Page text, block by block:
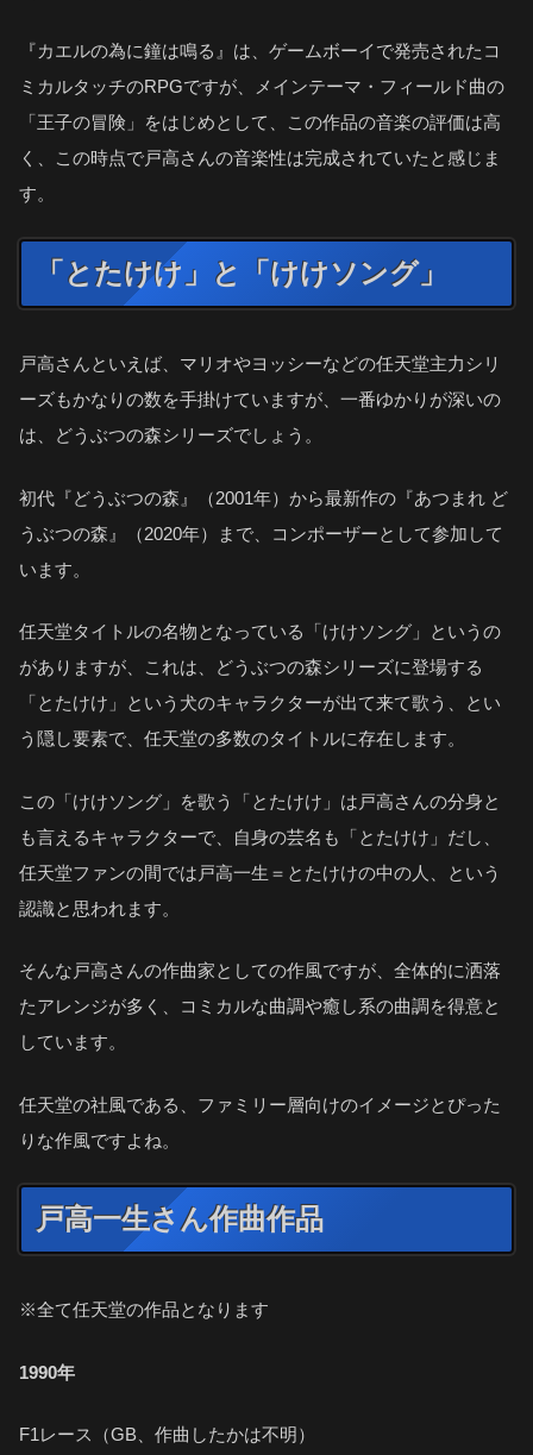
『カエルの為に鐘は鳴る』は、ゲームボーイで発売されたコ
ミカルタッチのRPGですが、メインテーマ・フィールド曲の
「王子の冒険」をはじめとして、この作品の音楽の評価は高
く、この時点で戸高さんの音楽性は完成されていたと感じま
す。
「とたけけ」と「けけソング」
戸高さんといえば、マリオやヨッシーなどの任天堂主力シリ
ーズもかなりの数を手掛けていますが、一番ゆかりが深いの
は、どうぶつの森シリーズでしょう。
初代『どうぶつの森』（2001年）から最新作の『あつまれ ど
うぶつの森』（2020年）まで、コンポーザーとして参加して
います。
任天堂タイトルの名物となっている「けけソング」というの
がありますが、これは、どうぶつの森シリーズに登場する
「とたけけ」という犬のキャラクターが出て来て歌う、とい
う隠し要素で、任天堂の多数のタイトルに存在します。
この「けけソング」を歌う「とたけけ」は戸高さんの分身と
も言えるキャラクターで、自身の芸名も「とたけけ」だし、
任天堂ファンの間では戸高一生＝とたけけの中の人、という
認識と思われます。
そんな戸高さんの作曲家としての作風ですが、全体的に洒落
たアレンジが多く、コミカルな曲調や癒し系の曲調を得意と
しています。
任天堂の社風である、ファミリー層向けのイメージとぴった
りな作風ですよね。
戸高一生さん作曲作品
※全て任天堂の作品となります
1990年
F1レース（GB、作曲したかは不明）